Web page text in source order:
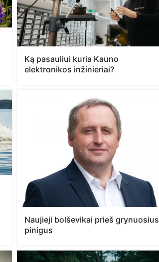
Ką pasauliui kuria Kauno
elektronikos inžinieriai?
Naujieji bolševikai prieš grynuosius
pinigus